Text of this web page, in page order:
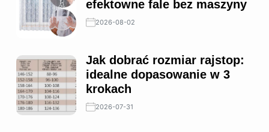
efektowne fale bez maszyny
2026-08-02
Jak dobrać rozmiar rajstop:
idealne dopasowanie w 3
krokach
2026-07-31